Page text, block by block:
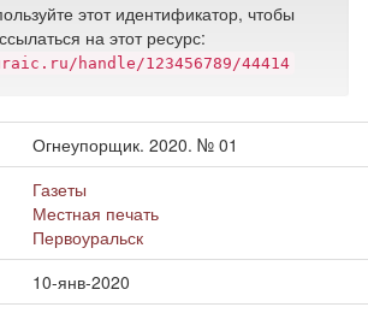
этот идентификатор, чтобы
на этот ресурс:
handle/123456789/44414
Огнеупорщик. 2020. № 01
Газеты
Местная печать
Первоуральск
10-янв-2020